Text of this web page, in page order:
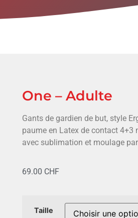
One – Adulte
Gants de gardien de but, style
paume en Latex de contact 4+3
avec sublimation et moulage
69.00 CHF
Taille